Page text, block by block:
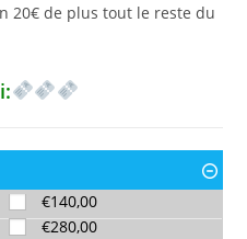
20€ de plus tout le reste du
€140,00
€280,00